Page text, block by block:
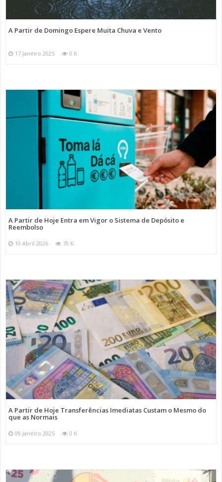
A Partir de Domingo Espere Muita Chuva e Vento
17 Janeiro 2025 0 K
A Partir de Hoje Entra em Vigor o Sistema de Depósito e
Reembolso
10 Abril 2026 70 K
A Partir de Hoje Transferências Imediatas Custam o Mesmo do
que as Normais
09 Janeiro 2025 0 K